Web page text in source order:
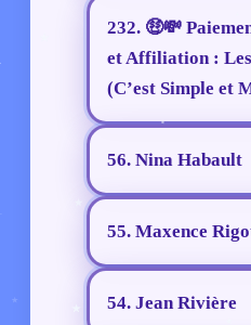
232. 🤑💸
et Affiliation :
(C’est Simple et
56. Nina Habault
55. Maxence
54. Jean Rivière